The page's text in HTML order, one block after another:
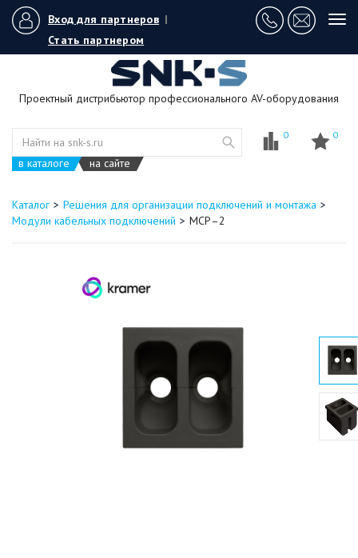
Вход для партнеров |
Стать партнером
Проектный дистрибьютор профессионального AV-оборудования
в каталоге на сайте
0 0
Каталог
Решения для организации подключений и монтажа
Модули кабельных подключений
MCP–2